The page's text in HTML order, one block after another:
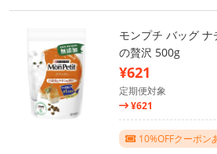
モンプチ バッグ
の贅沢 500g
¥621
定期便対象
¥621
10%OFFクーポン